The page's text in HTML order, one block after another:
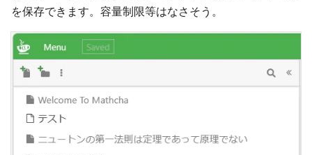
を保存できます。容量制限等はなさそう。